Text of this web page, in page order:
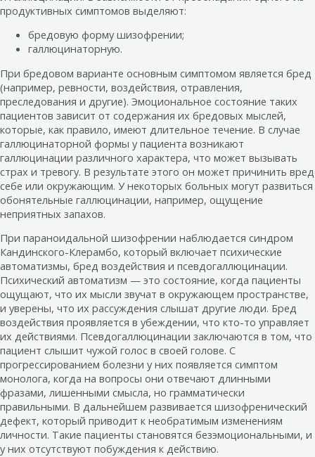
продуктивных симптомов выделяют:
бредовую форму шизофрении;
галлюцинаторную.
При бредовом варианте основным симптомом является бред
(например, ревности, воздействия, отравления,
преследования и другие). Эмоциональное состояние таких
пациентов зависит от содержания их бредовых мыслей,
которые, как правило, имеют длительное течение. В случае
галлюцинаторной формы у пациента возникают
галлюцинации различного характера, что может вызывать
страх и тревогу. В результате этого он может причинить вред
себе или окружающим. У некоторых больных могут развиться
обонятельные галлюцинации, например, ощущение
неприятных запахов.
При параноидальной шизофрении наблюдается синдром
Кандинского-Клерамбо, который включает психические
автоматизмы, бред воздействия и псевдогаллюцинации.
Психический автоматизм — это состояние, когда пациенты
ощущают, что их мысли звучат в окружающем пространстве,
и уверены, что их рассуждения слышат другие люди. Бред
воздействия проявляется в убеждении, что кто-то управляет
их действиями. Псевдогаллюцинации заключаются в том, что
пациент слышит чужой голос в своей голове. С
прогрессированием болезни у них появляется симптом
монолога, когда на вопросы они отвечают длинными
фразами, лишенными смысла, но грамматически
правильными. В дальнейшем развивается шизофренический
дефект, который приводит к необратимым изменениям
личности. Такие пациенты становятся безэмоциональными, и
у них отсутствуют побуждения к действию.